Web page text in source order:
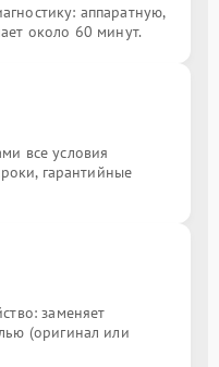
аппаратную,
около 60 минут.
все условия
гарантийные
заменяет
(оригинал или